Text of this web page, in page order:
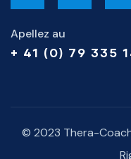
Apellez au
+ 41 (0) 79 335
© 2023 Thera-